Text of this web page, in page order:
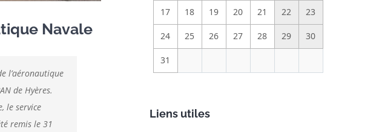
Navale
l’aéronautique
de Hyères.
le service
remis le 31
17 18 19 20 21 22 23
24 25 26 27 28 29 30
31
Liens utiles